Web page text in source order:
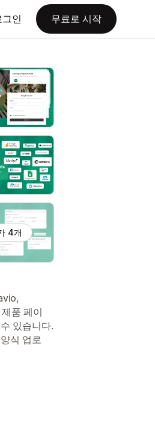
그인 무료로 시작
4개
품 페이
있습니다.
식 업로